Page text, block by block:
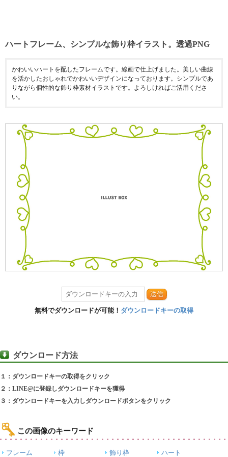
ハートフレーム、シンプルな飾り枠イラスト。透過PNG
かわいいハートを配したフレームです。線画で仕上げました。美しい曲線
を活かしたおしゃれでかわいいデザインになっております。シンプルであ
りながら個性的な飾り枠素材イラストです。よろしければご活用くださ
い。
送信
無料でダウンロードが可能！ ダウンロードキーの取得
ダウンロード方法
１：ダウンロードキーの取得をクリック
２：LINE@に登録しダウンロードキーを獲得
３：ダウンロードキーを入力しダウンロードボタンをクリック
この画像のキーワード
フレーム 枠 飾り枠 ハート